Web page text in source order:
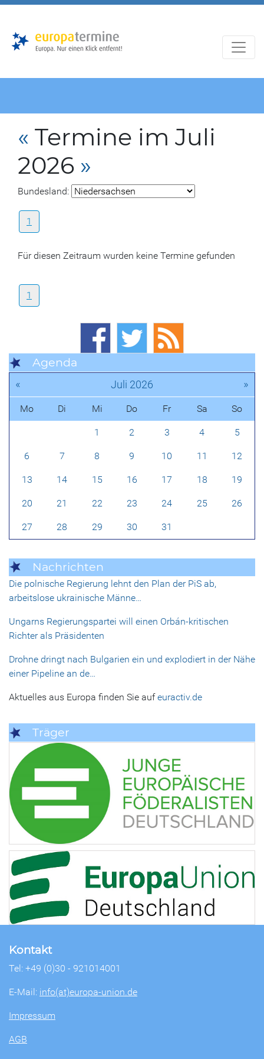
« Termine im Juli
2026 »
Bundesland:
1
Für diesen Zeitraum wurden keine Termine gefunden
1
Agenda
« Juli 2026 »
Mo Di Mi Do Fr Sa So
1 2 3 4 5
6 7 8 9 10 11 12
13 14 15 16 17 18 19
20 21 22 23 24 25 26
27 28 29 30 31
Nachrichten
Die polnische Regierung lehnt den Plan der PiS ab,
arbeitslose ukrainische Männe…
Ungarns Regierungspartei will einen Orbán-kritischen
Richter als Präsidenten
Drohne dringt nach Bulgarien ein und explodiert in der Nähe
einer Pipeline an de…
Aktuelles aus Europa finden Sie aufeuractiv.de
Träger
Kontakt
Tel: +49 (0)30 - 921014001
E-Mail: info(at)europa-union.de
Impressum
AGB